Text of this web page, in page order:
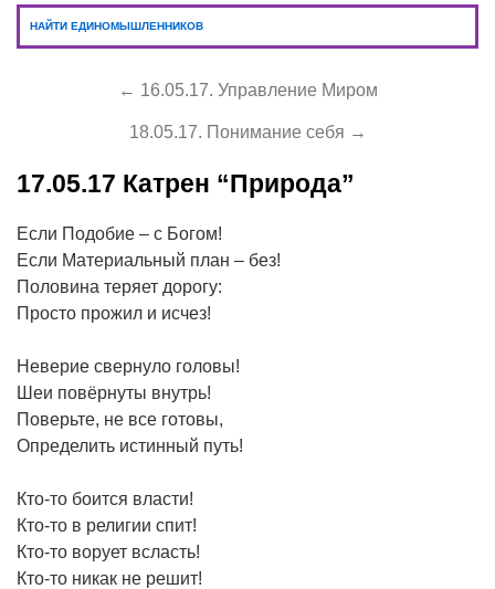
НАЙТИ ЕДИНОМЫШЛЕННИКОВ
← 16.05.17. Управление Миром
18.05.17. Понимание себя →
17.05.17 Катрен “Природа”
Если Подобие – с Богом!
Если Материальный план – без!
Половина теряет дорогу:
Просто прожил и исчез!
Неверие свернуло головы!
Шеи повёрнуты внутрь!
Поверьте, не все готовы,
Определить истинный путь!
Кто-то боится власти!
Кто-то в религии спит!
Кто-то ворует всласть!
Кто-то никак не решит!